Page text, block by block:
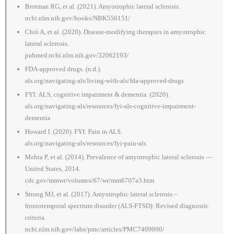
Brotman RG, et al. (2021). Amyotrophic lateral sclerosis.
ncbi.nlm.nih.gov/books/NBK556151/
Chiò A, et al. (2020). Disease-modifying therapies in amyotrophic
lateral sclerosis.
pubmed.ncbi.nlm.nih.gov/32062193/
FDA-approved drugs. (n.d.).
als.org/navigating-als/living-with-als/fda-approved-drugs
FYI: ALS, cognitive impairment & dementia. (2020).
als.org/navigating-als/resources/fyi-als-cognitive-impairment-
dementia
Howard I. (2020). FYI: Pain in ALS.
als.org/navigating-als/resources/fyi-pain-als
Mehta P, et al. (2014). Prevalence of amyotrophic lateral sclerosis —
United States, 2014.
cdc.gov/mmwr/volumes/67/wr/mm6707a3.htm
Strong MJ, et al. (2017). Amyotrophic lateral sclerosis –
frontotemporal spectrum disorder (ALS-FTSD): Revised diagnostic
criteria.
ncbi.nlm.nih.gov/labs/pmc/articles/PMC7409990/